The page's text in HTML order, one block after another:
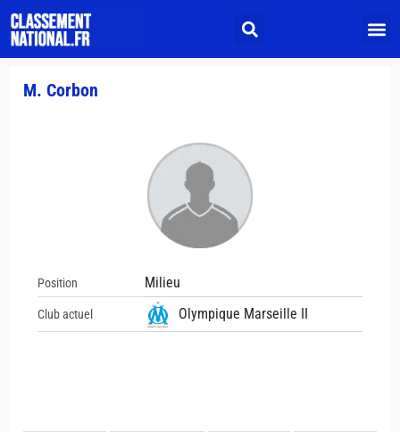
M. Corbon
Position Milieu
Club actuel Olympique Marseille II